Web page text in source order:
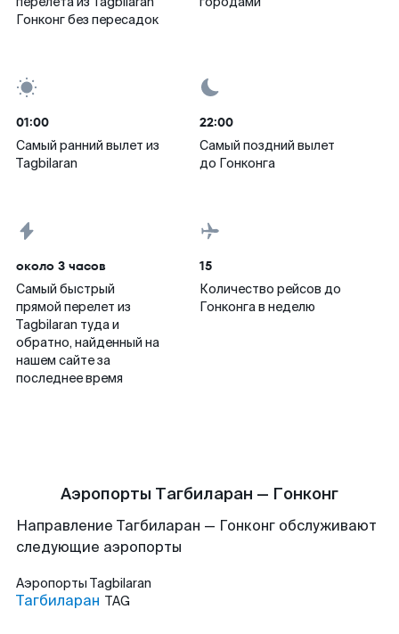
Гонконг без пересадок
01:00
Самый ранний вылет из
Tagbilaran
22:00
Самый поздний вылет
до Гонконга
около 3 часов
Самый быстрый
прямой перелет из
Tagbilaran туда и
обратно, найденный на
нашем сайте за
последнее время
15
Количество рейсов до
Гонконга в неделю
Аэропорты Тагбиларан — Гонконг
Направление Тагбиларан — Гонконг обслуживают
следующие аэропорты
Аэропорты Tagbilaran
Тагбиларан TAG